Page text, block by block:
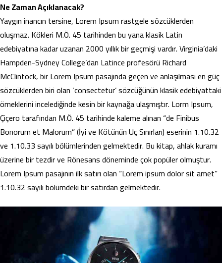
Ne Zaman Açıklanacak?
Yaygın inancın tersine, Lorem Ipsum rastgele sözcüklerden
oluşmaz. Kökleri M.Ö. 45 tarihinden bu yana klasik Latin
edebiyatına kadar uzanan 2000 yıllık bir geçmişi vardır. Virginia’daki
Hampden-Sydney College’dan Latince profesörü Richard
McClintock, bir Lorem Ipsum pasajında geçen ve anlaşılması en güç
sözcüklerden biri olan ‘consectetur’ sözcüğünün klasik edebiyattaki
örneklerini incelediğinde kesin bir kaynağa ulaşmıştır. Lorm Ipsum,
Çiçero tarafından M.Ö. 45 tarihinde kaleme alınan “de Finibus
Bonorum et Malorum” (İyi ve Kötünün Uç Sınırları) eserinin 1.10.32
ve 1.10.33 sayılı bölümlerinden gelmektedir. Bu kitap, ahlak kuramı
üzerine bir tezdir ve Rönesans döneminde çok popüler olmuştur.
Lorem Ipsum pasajının ilk satırı olan “Lorem ipsum dolor sit amet”
1.10.32 sayılı bölümdeki bir satırdan gelmektedir.